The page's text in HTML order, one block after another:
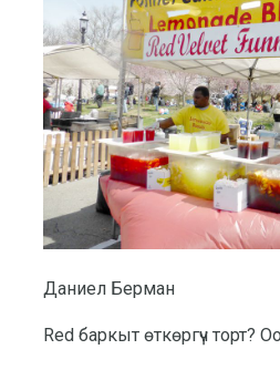
Даниел Берман
Red баркыт өткөргүч торт?